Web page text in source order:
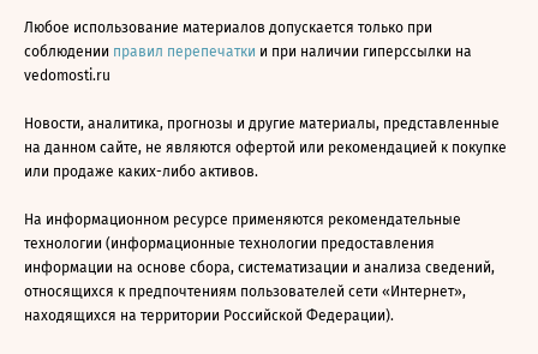
Любое использование материалов допускается только при
соблюдении правил перепечатки и при наличии гиперссылки на
vedomosti.ru
Новости, аналитика, прогнозы и другие материалы, представленные
на данном сайте, не являются офертой или рекомендацией к покупке
или продаже каких-либо активов.
На информационном ресурсе применяются рекомендательные
технологии (информационные технологии предоставления
информации на основе сбора, систематизации и анализа сведений,
относящихся к предпочтениям пользователей сети «Интернет»,
находящихся на территории Российской Федерации).